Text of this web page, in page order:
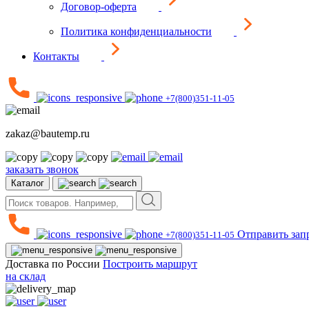
Договор-оферта
Политика конфиденциальности
Контакты
+7(800)351-11-05
zakaz@bautemp.ru
заказать звонок
Каталог
+7(800)351-11-05 Отправить
Доставка по России Построить маршрут
на склад